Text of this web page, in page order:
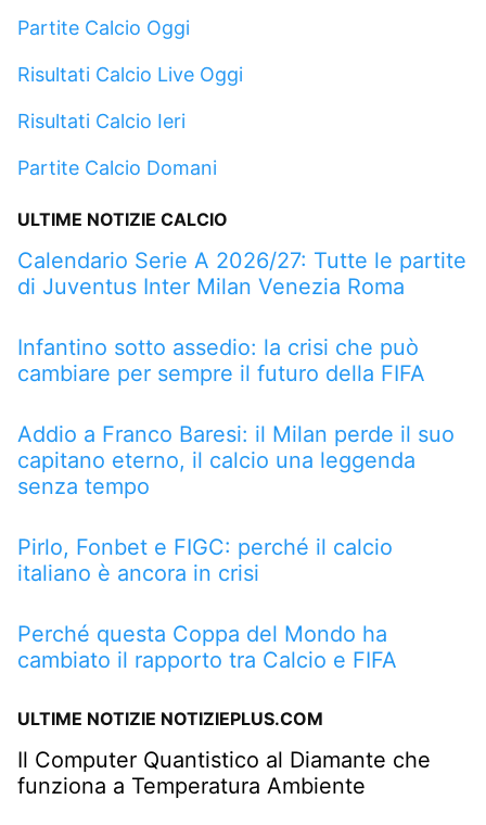
Partite Calcio Oggi
Risultati Calcio Live Oggi
Risultati Calcio Ieri
Partite Calcio Domani
ULTIME NOTIZIE CALCIO
Calendario Serie A 2026/27: Tutte le partite
di Juventus Inter Milan Venezia Roma
Infantino sotto assedio: la crisi che può
cambiare per sempre il futuro della FIFA
Addio a Franco Baresi: il Milan perde il suo
capitano eterno, il calcio una leggenda
senza tempo
Pirlo, Fonbet e FIGC: perché il calcio
italiano è ancora in crisi
Perché questa Coppa del Mondo ha
cambiato il rapporto tra Calcio e FIFA
ULTIME NOTIZIE NOTIZIEPLUS.COM
Il Computer Quantistico al Diamante che
funziona a Temperatura Ambiente